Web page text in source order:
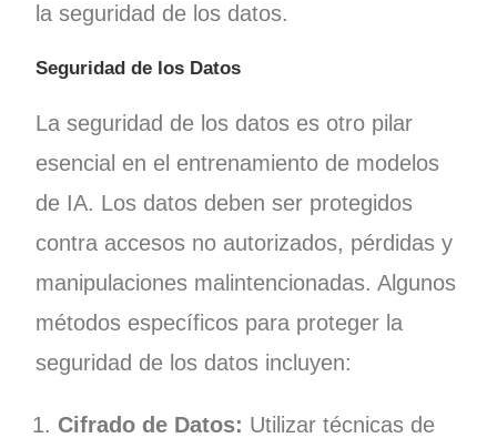
la seguridad de los datos.
Seguridad de los Datos
La seguridad de los datos es otro pilar
esencial en el entrenamiento de modelos
de IA. Los datos deben ser protegidos
contra accesos no autorizados, pérdidas y
manipulaciones malintencionadas. Algunos
métodos específicos para proteger la
seguridad de los datos incluyen:
Cifrado de Datos: Utilizar técnicas de